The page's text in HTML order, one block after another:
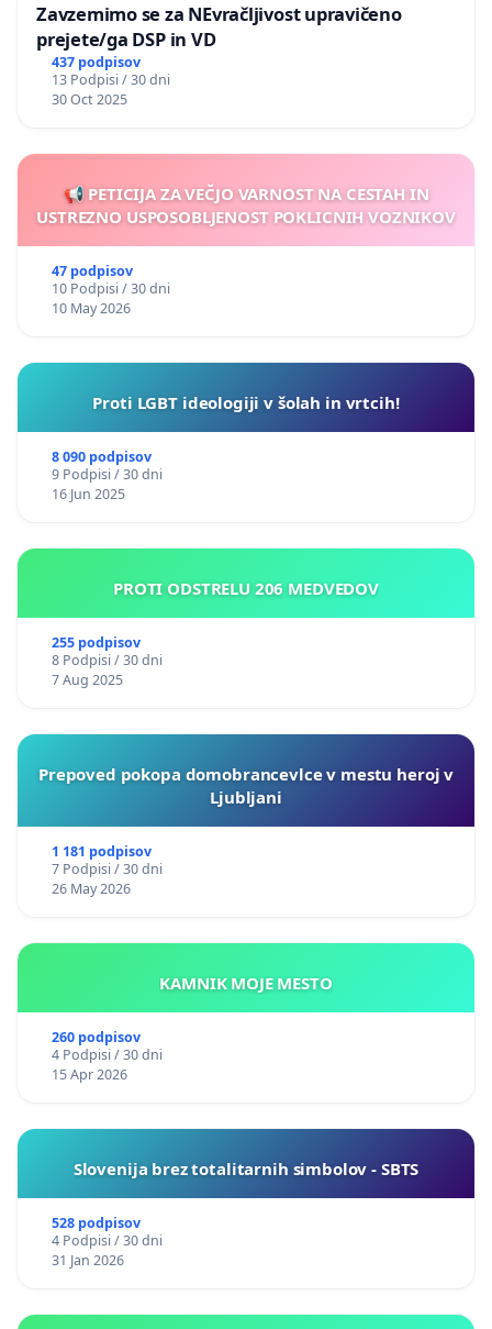
Zavzemimo se za NEvračljivost upravičeno
prejete/ga DSP in VD
437 podpisov
13 Podpisi / 30 dni
30 Oct 2025
📢 PETICIJA ZA VEČJO VARNOST NA CESTAH IN
USTREZNO USPOSOBLJENOST POKLICNIH VOZNIKOV
47 podpisov
10 Podpisi / 30 dni
10 May 2026
Proti LGBT ideologiji v šolah in vrtcih!
8 090 podpisov
9 Podpisi / 30 dni
16 Jun 2025
PROTI ODSTRELU 206 MEDVEDOV
255 podpisov
8 Podpisi / 30 dni
7 Aug 2025
Prepoved pokopa domobrancevlce v mestu heroj v
Ljubljani
1 181 podpisov
7 Podpisi / 30 dni
26 May 2026
KAMNIK MOJE MESTO
260 podpisov
4 Podpisi / 30 dni
15 Apr 2026
Slovenija brez totalitarnih simbolov - SBTS
528 podpisov
4 Podpisi / 30 dni
31 Jan 2026